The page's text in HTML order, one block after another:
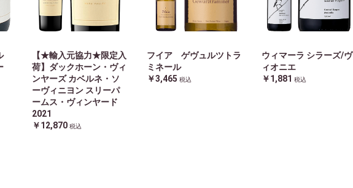
【★輸入元協力★限定入
荷】ダックホーン・ヴィ
ンヤーズ カベルネ・ソ
ーヴィニヨン スリーパ
ームス・ヴィンヤード
2021
￥12,870 税込
フイア ゲヴュルツトラ
ミネール
￥3,465 税込
ウィマーラ シラーズ/ヴ
ィオニエ
￥1,881 税込